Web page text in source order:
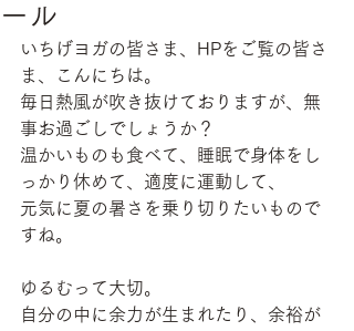
ール
いちげヨガの皆さま、HPをご覧の皆さ
ま、こんにちは。
毎日熱風が吹き抜けておりますが、無
事お過ごしでしょうか？
温かいものも食べて、睡眠で身体をし
っかり休めて、適度に運動して、
元気に夏の暑さを乗り切りたいもので
すね。
ゆるむって大切。
自分の中に余力が生まれたり、余裕が